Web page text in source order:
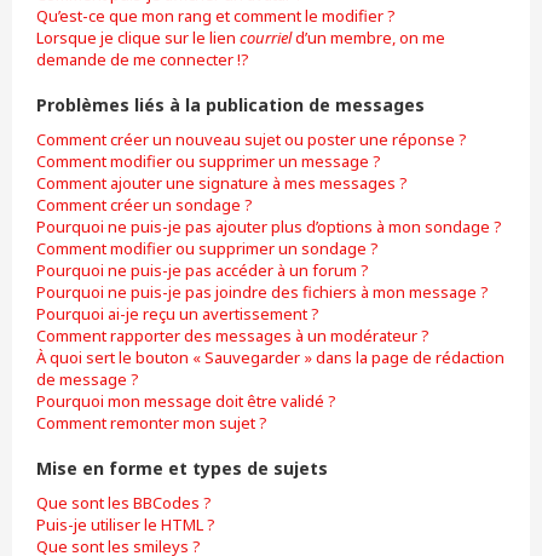
Qu’est-ce que mon rang et comment le modifier ?
Lorsque je clique sur le lien courrield’un membre, on me
demande de me connecter !?
Problèmes liés à la publication de messages
Comment créer un nouveau sujet ou poster une réponse ?
Comment modifier ou supprimer un message ?
Comment ajouter une signature à mes messages ?
Comment créer un sondage ?
Pourquoi ne puis-je pas ajouter plus d’options à mon sondage ?
Comment modifier ou supprimer un sondage ?
Pourquoi ne puis-je pas accéder à un forum ?
Pourquoi ne puis-je pas joindre des fichiers à mon message ?
Pourquoi ai-je reçu un avertissement ?
Comment rapporter des messages à un modérateur ?
À quoi sert le bouton « Sauvegarder » dans la page de rédaction
de message ?
Pourquoi mon message doit être validé ?
Comment remonter mon sujet ?
Mise en forme et types de sujets
Que sont les BBCodes ?
Puis-je utiliser le HTML ?
Que sont les smileys ?